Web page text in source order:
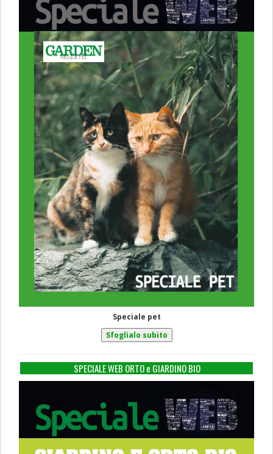
Speciale pet
SPECIALE WEB ORTO e GIARDINO BIO